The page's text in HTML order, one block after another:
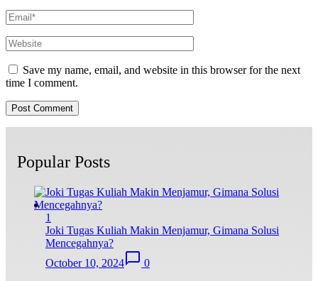
Save my name, email, and website in this browser for the next
time I comment.
Popular Posts
1
Joki Tugas Kuliah Makin Menjamur, Gimana Solusi
Mencegahnya?
October 10, 2024
0